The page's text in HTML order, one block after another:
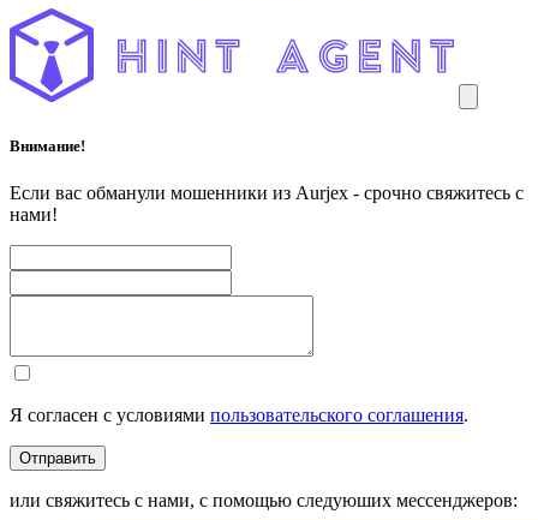
Внимание!
Если вас обманули мошенники из Aurjex - срочно свяжитесь с
нами!
Я согласен с условиями пользовательского соглашения.
Отправить
или свяжитесь с нами, с помощью следуюших мессенджеров: